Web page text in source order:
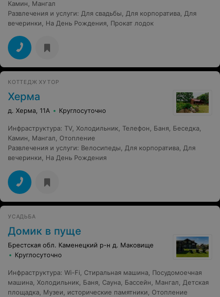
Камин
Мангал
Развлечения и услуги: Для свадьбы Для корпоратива Для
вечеринки
На День Рождения Прокат лодок
КОТТЕДЖ ХУТОР
Херма
д. Херма, 11А Круглосуточно
Инфраструктура: TV Холодильник Телефон Баня Беседка
Камин
Мангал
Отопление
Развлечения и услуги: Велосипеды Для корпоратива Для
вечеринки
На День Рождения
УСАДЬБА
Домик в пуще
Брестская обл. Каменецкий р-н д. Маковище
Круглосуточно
Инфраструктура: Wi-Fi Стиральная машина Посудомоечная
машина Холодильник Баня Сауна Бассейн Мангал
Детская
площадка Музеи, исторические памятники
Отопление